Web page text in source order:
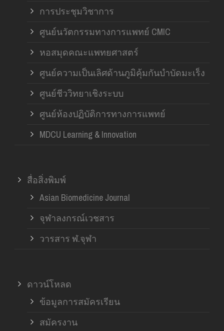
การประชุมวิชาการ
ศูนย์นวัตกรรมทางการแพทย์ CMIC
หอสมุดคณะแพทยศาสตร์
ศูนย์ความเป็นเลิศด้านภูมิคุ้มกันบำบัดมะเร็ง
ศูนย์ชีววิทยาเชิงระบบ
ศูนย์ห้องปฏิบัติการทางการแพทย์
MDCU Learning & Innovation
สื่อสิ่งพิมพ์
Asian Biomedicine Journal
จุฬาลงกรณ์เวชสาร
วารสาร ฬ.จุฬา
ดาวน์โหลด
ข้อมูลการสมัครเรียน
สมัครงาน